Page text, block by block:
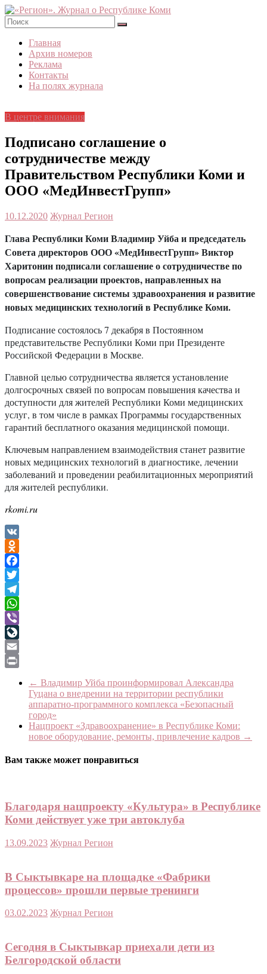
Skip
to
content
«Регион».
Журнал
Республике
Коми
Главная
Архив номеров
Реклама
Контакты
На полях журнала
В центре внимания
Подписано соглашение о
сотрудничестве между
Правительством Республики Коми и
ООО «МедИнвестГрупп»
10.12.2020 Журнал Регион
Глава Республики Коми Владимир Уйба и председатель
Совета директоров ООО «МедИнвестГрупп» Виктор
Харитонин подписали соглашение о сотрудничестве по
вопросам реализации проектов, направленных на
совершенствование системы здравоохранения и развитие
новых медицинских технологий в Республике Коми.
Подписание состоялось 7 декабря в Постоянном
представительстве Республики Коми при Президенте
Российской Федерации в Москве.
Главной целью сотрудничества является установление
долгосрочных связей по вопросам повышения качества и
доступности для жителей Республики Коми медицинских
услуг, в том числе в рамках Программы государственных
гарантий бесплатного оказания медицинской помощи.
Ключевым направлением взаимодействия станет развитие
новых медицинских технологий в диагностике, лечении
заболеваний и проведении реабилитационных мероприятий
для жителей республики.
rkomi.ru
VK
Odnoklassniki
Facebook
Twitter
Telegram
WhatsApp
Viber
LiveJournal
Email
← Владимир Уйба проинформировал Александра
Гуцана о внедрении на территории республики
аппаратно-программного комплекса «Безопасный
город»
Нацпроект «Здравоохранение» в Республике Коми:
новое оборудование, ремонты, привлечение кадров →
Вам также может понравиться
Благодаря нацпроекту «Культура» в Республике
Коми действует уже три автоклуба
13.09.2023 Журнал Регион
В Сыктывкаре на площадке «Фабрики
процессов» прошли первые тренинги
03.02.2023 Журнал Регион
Сегодня в Сыктывкар приехали дети из
Белгородской области